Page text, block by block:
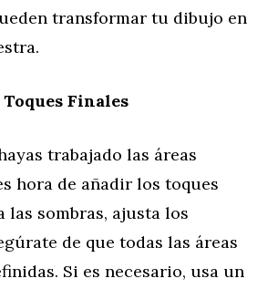
transformar tu dibujo en
Finales
trabajado las áreas
hora de añadir los toques
las sombras, ajusta los
de que todas las áreas
Si es necesario, usa un